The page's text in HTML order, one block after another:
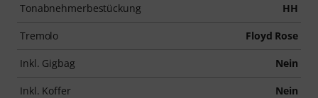
Tonabnehmerbestückung HH
Tremolo Floyd Rose
Inkl. Gigbag Nein
Inkl. Koffer Nein